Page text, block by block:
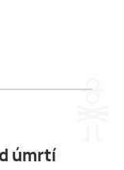
úmrtí